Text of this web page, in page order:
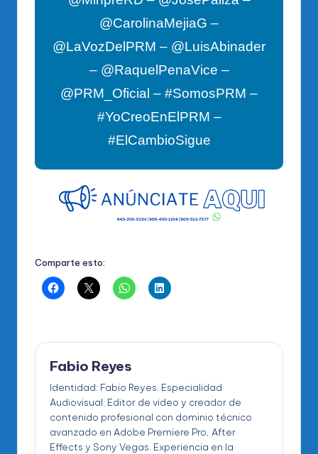
@CarolinaMejiaG –
@LaVozDelPRM – @LuisAbinader
– @RaquelPenaVice –
@PRM_Oficial – #SomosPRM –
#YoCreoEnElPRM –
#ElCambioSigue
Comparte esto:
Fabio Reyes
Identidad: Fabio Reyes. Especialidad
Audiovisual: Editor de video y creador de
contenido profesional con dominio técnico
avanzado en Adobe Premiere Pro, After
Effects y Sony Vegas. Experiencia en la